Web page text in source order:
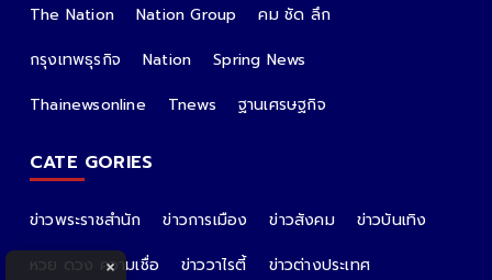
The Nation Nation Group
คม ชัด ลึก
กรุงเทพธุรกิจ
Nation
Spring News
Thainewsonline
Tnews ฐานเศรษฐกิจ
CATE GORIES
ข่าวพระราชสำนัก ข่าวการเมือง ข่าวสังคม
ข่าวบันเทิง
หวย ดวง ความเชื่อ
ข่าววาไรตี้
ข่าวต่างประเทศ
×